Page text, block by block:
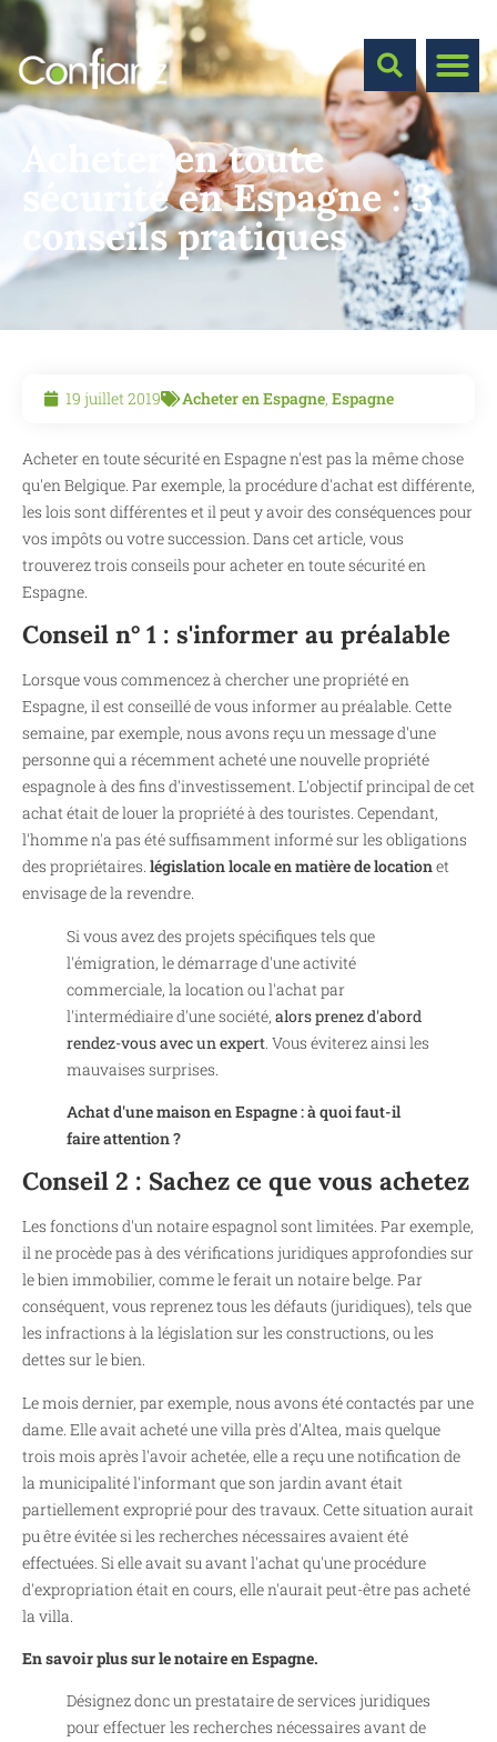
Acheter en toute
sécurité en Espagne : 3
conseils pratiques
19 juillet 2019 Acheter en Espagne, Espagne
Acheter en toute sécurité en Espagne n'est pas la même chose
qu'en Belgique. Par exemple, la procédure d'achat est différente,
les lois sont différentes et il peut y avoir des conséquences pour
vos impôts ou votre succession. Dans cet article, vous
trouverez trois conseils pour acheter en toute sécurité en
Espagne.
Conseil n° 1 : s'informer au préalable
Lorsque vous commencez à chercher une propriété en
Espagne, il est conseillé de vous informer au préalable. Cette
semaine, par exemple, nous avons reçu un message d'une
personne qui a récemment acheté une nouvelle propriété
espagnole à des fins d'investissement. L'objectif principal de cet
achat était de louer la propriété à des touristes. Cependant,
l'homme n'a pas été suffisamment informé sur les obligations
des propriétaires. législation locale en matière de locationet
envisage de la revendre.
Si vous avez des projets spécifiques tels que
l'émigration, le démarrage d'une activité
commerciale, la location ou l'achat par
l'intermédiaire d'une société, alors prenez d'abord
rendez-vous avec un expert . Vous éviterez ainsi les
mauvaises surprises.
Achat d'une maison en Espagne : à quoi faut-il
faire attention ?
Conseil 2 : Sachez ce que vous achetez
Les fonctions d'un notaire espagnol sont limitées. Par exemple,
il ne procède pas à des vérifications juridiques approfondies sur
le bien immobilier, comme le ferait un notaire belge. Par
conséquent, vous reprenez tous les défauts (juridiques), tels que
les infractions à la législation sur les constructions, ou les
dettes sur le bien.
Le mois dernier, par exemple, nous avons été contactés par une
dame. Elle avait acheté une villa près d'Altea, mais quelque
trois mois après l'avoir achetée, elle a reçu une notification de
la municipalité l'informant que son jardin avant était
partiellement exproprié pour des travaux. Cette situation aurait
pu être évitée si les recherches nécessaires avaient été
effectuées. Si elle avait su avant l'achat qu'une procédure
d'expropriation était en cours, elle n'aurait peut-être pas acheté
la villa.
En savoir plus sur le notaire en Espagne.
Désignez donc un prestataire de services juridiques
pour effectuer les recherches nécessaires avant de